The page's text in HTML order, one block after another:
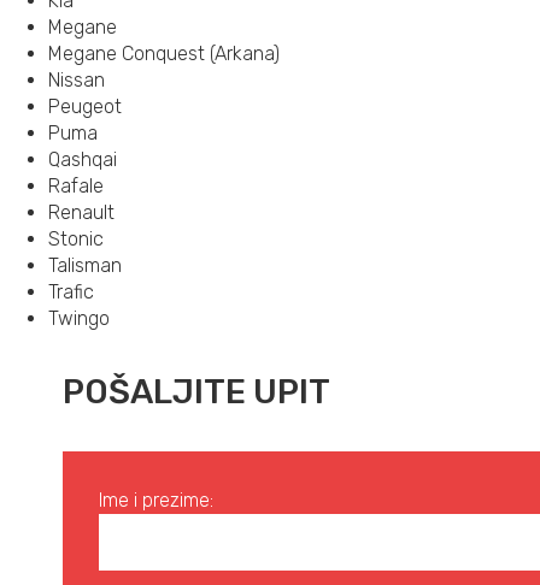
Megane
Megane Conquest (Arkana)
Nissan
Peugeot
Puma
Qashqai
Rafale
Renault
Stonic
Talisman
Trafic
Twingo
POŠALJITE UPIT
Ime i prezime: